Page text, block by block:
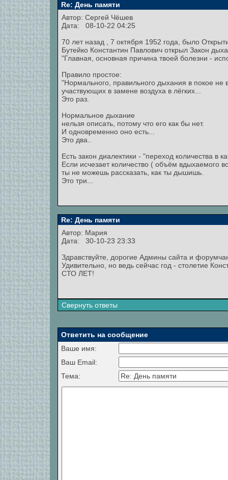
Re: День памяти
Автор: Сергей Чёшев
Дата: 08-10-22 04:25
70 лет назад , 7 октября 1952 года, было
Бутейко Константин Павлович открыл Закон
"Главная, основная причина твоей болезни -
Правило простое:
"Нормального, правильного дыхания в покое
участвующих в замене воздуха в лёгких...
Это раз.
Нормальное дыхание
нельзя описать, потому что его как бы нет.
И одновременно оно есть...
Это два..
Есть закон диалектики - "переход количества в
Если исчезает количество ( объём вдыхаемого
ты не можешь рассказать, как ты дышишь.
Это три...
Re: День памяти
Автор: Мария
Дата: 30-10-23 23:33
Здравствуйте, дорогие Админы сайта и
Удивительно, но ведь сейчас год - столетие
СТО ЛЕТ!
Свернуть ответы
Ответить на сообщение
Ваше имя:
Ваш Email:
Тема: